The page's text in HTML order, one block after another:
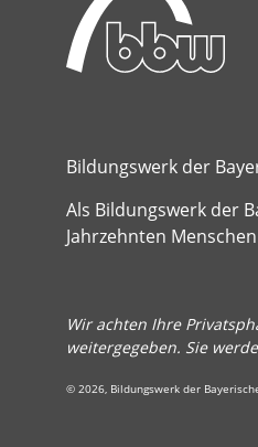
Bildungswerk der
Als Bildungswerk der
Jahrzehnten
Wir achten Ihre
weitergegeben. Sie
© 2026, Bildungswerk der